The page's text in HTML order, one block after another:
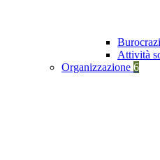
Attività
Organizzazione 6